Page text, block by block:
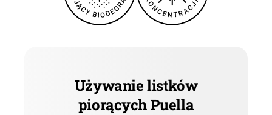
Używanie listków
piorących Puella